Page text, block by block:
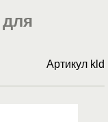
Артикул kld